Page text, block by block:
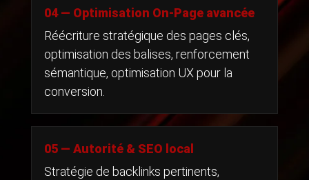
04 — Optimisation On-Page avancée
Réécriture stratégique des pages clés,
optimisation des balises, renforcement
sémantique, optimisation UX pour la
conversion.
05 — Autorité & SEO local
Stratégie de backlinks pertinents,